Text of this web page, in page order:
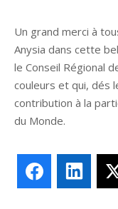
Un grand merci à
Anysia dans cette
le Conseil Régional
couleurs et qui, dés
contribution à la
du Monde.
Facebook